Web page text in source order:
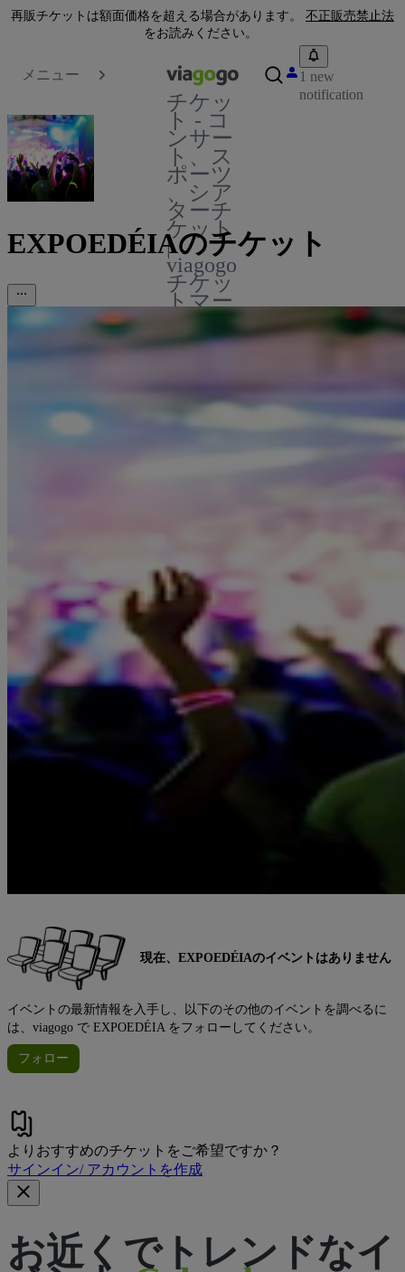
再販チケットは額面価格を超える場合があります。 不正販売禁止法
をお読みください。
メニュー
チケッ
ト - コ
ンサー
ト、ス
ポーツ
、シア
ターチ
ケット
|
viagogo
チケッ
トマー
プレイ
ス
1 new
notification
EXPOEDÉIAのチケット
現在、EXPOEDÉIAのイベントはありません
イベントの最新情報を入手し、以下のその他のイベントを調べるに
は、viagogo で EXPOEDÉIA をフォローしてください。
フォロー
よりおすすめのチケットをご希望ですか？
サインイン/ アカウントを作成
お近くでトレンドなイ